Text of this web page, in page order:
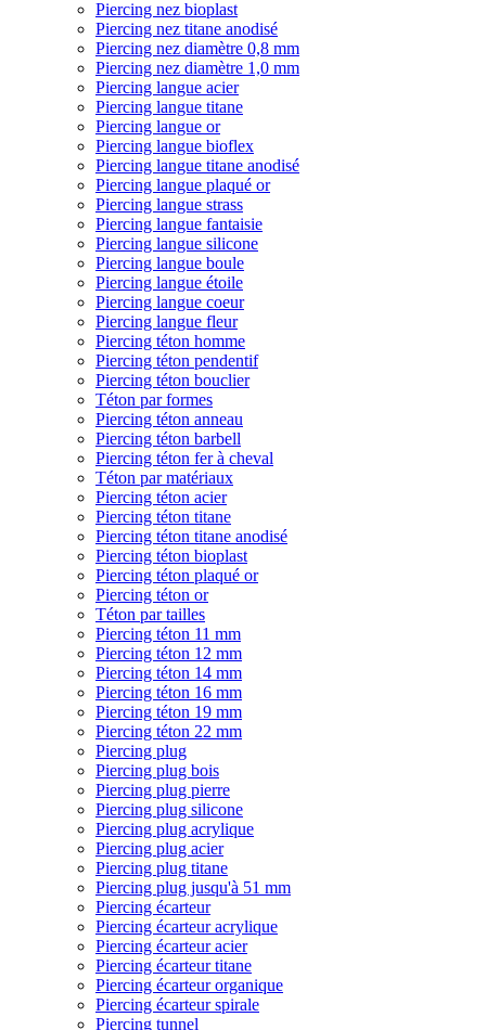
Piercing nez bioplast
Piercing nez titane anodisé
Piercing nez diamètre 0,8 mm
Piercing nez diamètre 1,0 mm
Piercing langue acier
Piercing langue titane
Piercing langue or
Piercing langue bioflex
Piercing langue titane anodisé
Piercing langue plaqué or
Piercing langue strass
Piercing langue fantaisie
Piercing langue silicone
Piercing langue boule
Piercing langue étoile
Piercing langue coeur
Piercing langue fleur
Piercing téton homme
Piercing téton pendentif
Piercing téton bouclier
Téton par formes
Piercing téton anneau
Piercing téton barbell
Piercing téton fer à cheval
Téton par matériaux
Piercing téton acier
Piercing téton titane
Piercing téton titane anodisé
Piercing téton bioplast
Piercing téton plaqué or
Piercing téton or
Téton par tailles
Piercing téton 11 mm
Piercing téton 12 mm
Piercing téton 14 mm
Piercing téton 16 mm
Piercing téton 19 mm
Piercing téton 22 mm
Piercing plug
Piercing plug bois
Piercing plug pierre
Piercing plug silicone
Piercing plug acrylique
Piercing plug acier
Piercing plug titane
Piercing plug jusqu'à 51 mm
Piercing écarteur
Piercing écarteur acrylique
Piercing écarteur acier
Piercing écarteur titane
Piercing écarteur organique
Piercing écarteur spirale
Piercing tunnel